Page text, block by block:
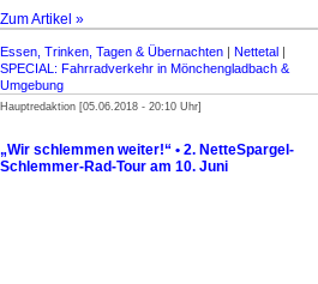
Zum Artikel »
Essen, Trinken, Tagen & Übernachten | Nettetal |
SPECIAL: Fahrradverkehr in Mönchengladbach &
Umgebung
Hauptredaktion [05.06.2018 - 20:10 Uhr]
„Wir schlemmen weiter!“ • 2. NetteSpargel-
Schlemmer-Rad-Tour am 10. Juni